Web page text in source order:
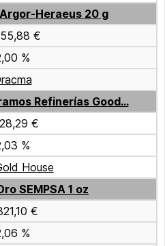
Heraeus 20 g
€
%
Refinerías Good...
€
%
House
SEMPSA 1 oz
€
%